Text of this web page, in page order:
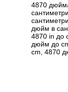
4870
дюйм в
4870 in до
дюйм до
cm, 4870